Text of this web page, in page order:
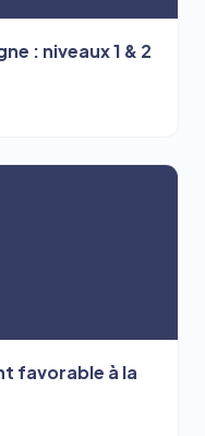
: niveaux 1 & 2
favorable à la